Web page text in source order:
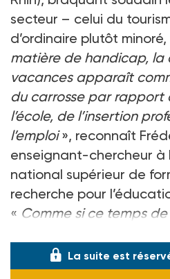
secteur – celui du
d’ordinaire plutôt minoré,
matière de handicap, la
vacances apparaît
du carrosse par rapport
l’école, de l’insertion
l’emploi», reconnaît
enseignant-chercheur à
national supérieur de
recherche pour
« Comme si ce temps
La suite est